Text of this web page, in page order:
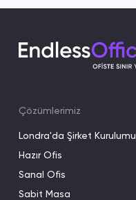
Çözümlerimiz
Londra'da Şirket Kurulumu
Hazır Ofis
Sanal Ofis
Sabit Masa